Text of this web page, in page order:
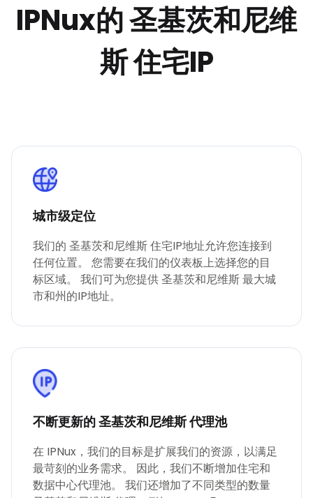
IPNux的 圣基茨和尼维
斯 住宅IP
城市级定位
我们的 圣基茨和尼维斯 住宅IP地址允许您连接到
任何位置。 您需要在我们的仪表板上选择您的目
标区域。 我们可为您提供 圣基茨和尼维斯 最大城
市和州的IP地址。
不断更新的 圣基茨和尼维斯 代理池
在 IPNux，我们的目标是扩展我们的资源，以满足
最苛刻的业务需求。 因此，我们不断增加住宅和
数据中心代理池。 我们还增加了不同类型的数量